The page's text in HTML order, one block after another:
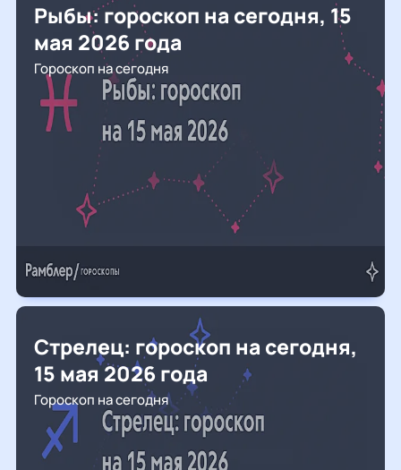
Рыбы: гороскоп на сегодня, 15
мая 2026 года
Гороскоп на сегодня
Стрелец: гороскоп на сегодня,
15 мая 2026 года
Гороскоп на сегодня